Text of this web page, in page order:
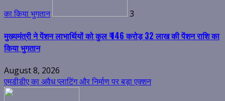
का किया भुगतान 3
मुख्यमंत्री ने पेंशन लाभार्थियों को कुल ₹ 146 करोड़ 32 लाख की पेंशन राशि का
किया भुगतान
August 8, 2026
एमडीडीए का अवैध प्लाटिंग और निर्माण पर बड़ा एक्शन